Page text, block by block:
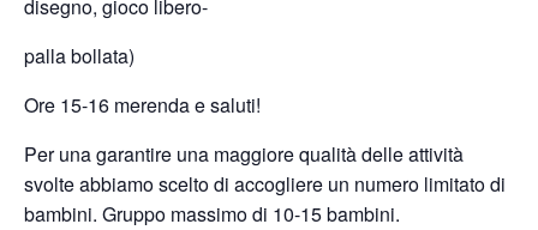
disegno, gioco libero-
palla bollata)
Ore 15-16 merenda e saluti!
Per una garantire una maggiore qualità delle attività
svolte abbiamo scelto di accogliere un numero limitato di
bambini. Gruppo massimo di 10-15 bambini.